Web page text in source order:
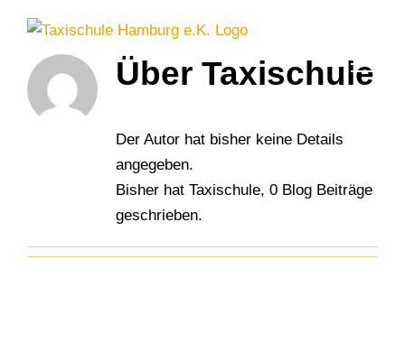
Inhalt
springen
Über Taxischule
Der Autor hat bisher keine Details
angegeben.
Bisher hat Taxischule, 0 Blog Beiträge
geschrieben.